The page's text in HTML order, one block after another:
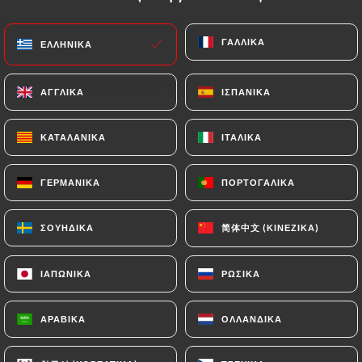
ΕΛΛΗΝΙΚΆ ΓΑΛΛΙΚΆ
ΑΓΓΛΙΚΆ ΙΣΠΑΝΙΚΆ
ΚΑΤΑΛΑΝΙΚΆ ΙΤΑΛΙΚΆ
ΓΕΡΜΑΝΙΚΆ ΠΟΡΤΟΓΑΛΙΚΆ
ΣΟΥΗΔΙΚΆ 简体中文 (ΚΙΝΈΖΙΚΑ)
ΙΑΠΩΝΙΚΆ ΡΩΣΙΚΆ
ΑΡΑΒΙΚΆ ΟΛΛΑΝΔΙΚΆ
ΑΡΧΙΚΉ/ΕΠΑΦΉ
Επαφή
Tikka Restaurant
ΕΛΛΗΝΙΚΆ ΓΑΛΛΙΚΆ
ΑΓΓΛΙΚΆ ΙΣΠΑΝΙΚΆ
ΚΑΤΑΛΑΝΙΚΆ ΙΤΑΛΙΚΆ
ΓΕΡΜΑΝΙΚΆ ΠΟΡΤΟΓΑΛΙΚΆ
ΣΟΥΗΔΙΚΆ 简体中文 (ΚΙΝΈΖΙΚΑ)
ΙΑΠΩΝΙΚΆ ΡΩΣΙΚΆ
ΑΡΑΒΙΚΆ ΟΛΛΑΝΔΙΚΆ